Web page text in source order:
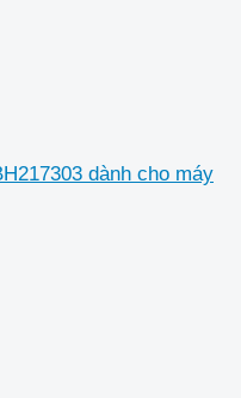
dành cho máy